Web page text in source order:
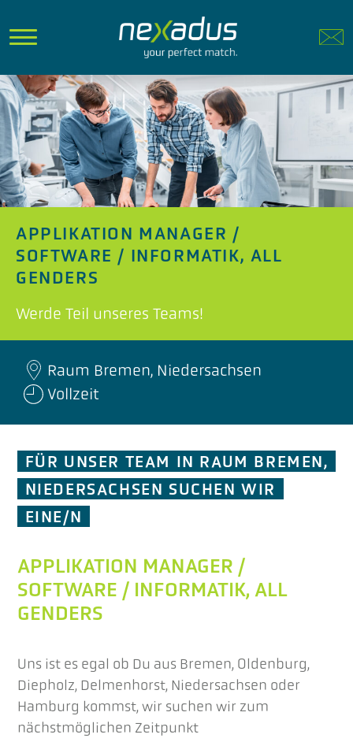
APPLIKATION MANAGER /
SOFTWARE / INFORMATIK, ALL
GENDERS
Werde Teil unseres Teams!
Raum Bremen, Niedersachsen
Vollzeit
FÜR UNSER TEAM IN RAUM BREMEN,
NIEDERSACHSEN SUCHEN WIR
EINE/N
APPLIKATION MANAGER /
SOFTWARE / INFORMATIK, ALL
GENDERS
Uns ist es egal ob Du aus Bremen, Oldenburg,
Diepholz, Delmenhorst, Niedersachsen oder
Hamburg kommst, wir suchen wir zum
nächstmöglichen Zeitpunkt